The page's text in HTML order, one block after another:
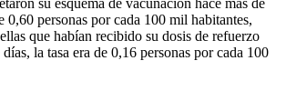
0,60 personas por cada 100 mil habitantes,
que habían recibido su dosis de refuerzo
la tasa era de 0,16 personas por cada 100